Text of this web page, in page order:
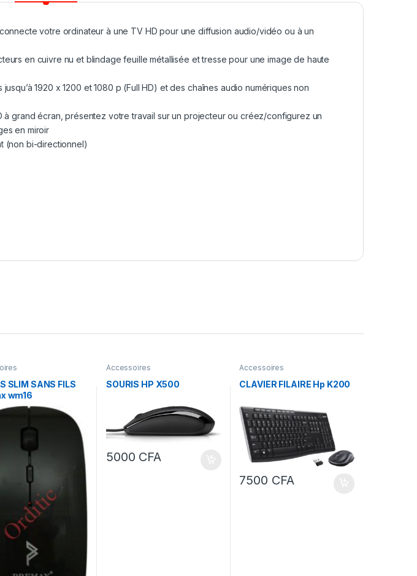
votre ordinateur à une TV HD pour une diffusion audio/vidéo ou à un
en cuivre nu et blindage feuille métallisée et tresse pour une image de haute
1920 x 1200 et 1080 p (Full HD) et des chaînes audio numériques non
à grand écran, présentez votre travail sur un projecteur ou créez/configurez un
en miroir
(non bi-directionnel)
SLIM SANS FILS
wm16
Accessoires
SOURIS HP X500
5000 CFA
Accessoires
CLAVIER FILAIRE Hp K200
7500 CFA